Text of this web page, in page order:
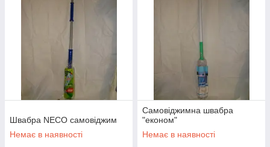
Швабра NECO самовіджим
Немає в наявності
Самовіджимна швабра
"економ"
Немає в наявності